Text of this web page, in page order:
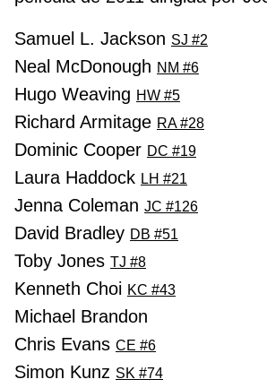
Samuel L. Jackson SJ #2
Neal McDonough NM #6
Hugo Weaving HW #5
Richard Armitage RA #28
Dominic Cooper DC #19
Laura Haddock LH #21
Jenna Coleman JC #126
David Bradley DB #51
Toby Jones TJ #8
Kenneth Choi KC #43
Michael Brandon
Chris Evans CE #6
Simon Kunz SK #74